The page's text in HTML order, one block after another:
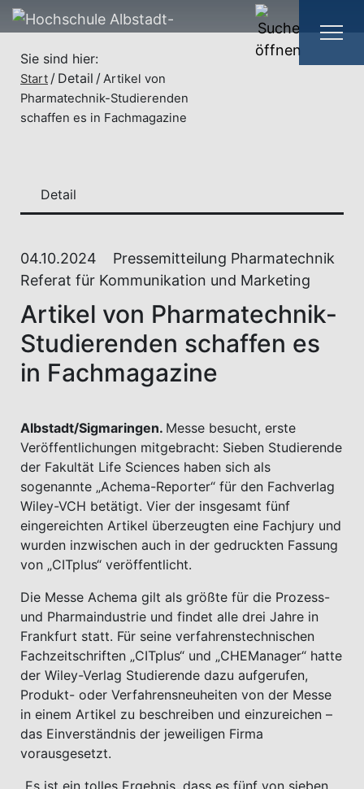
Sie sind hier:
Start Detail
Artikel von
Pharmatechnik-Studierenden
schaffen es in Fachmagazine
04.10.2024
Pressemitteilung Pharmatechnik
Referat für Kommunikation und Marketing
Artikel von Pharmatechnik-
Studierenden schaffen es
in Fachmagazine
Albstadt/Sigmaringen. Messe besucht, erste
Veröffentlichungen mitgebracht: Sieben Studierende
der Fakultät Life Sciences haben sich als
sogenannte „Achema-Reporter“ für den Fachverlag
Wiley-VCH betätigt. Vier der insgesamt fünf
eingereichten Artikel überzeugten eine Fachjury und
wurden inzwischen auch in der gedruckten Fassung
von „CITplus“ veröffentlicht.
Die Messe Achema gilt als größte für die Prozess-
und Pharmaindustrie und findet alle drei Jahre in
Frankfurt statt. Für seine verfahrenstechnischen
Fachzeitschriften „CITplus“ und „CHEManager“ hatte
der Wiley-Verlag Studierende dazu aufgerufen,
Produkt- oder Verfahrensneuheiten von der Messe
in einem Artikel zu beschreiben und einzureichen –
das Einverständnis der jeweiligen Firma
vorausgesetzt.
„Es ist ein tolles Ergebnis, dass es fünf von sieben
Detail